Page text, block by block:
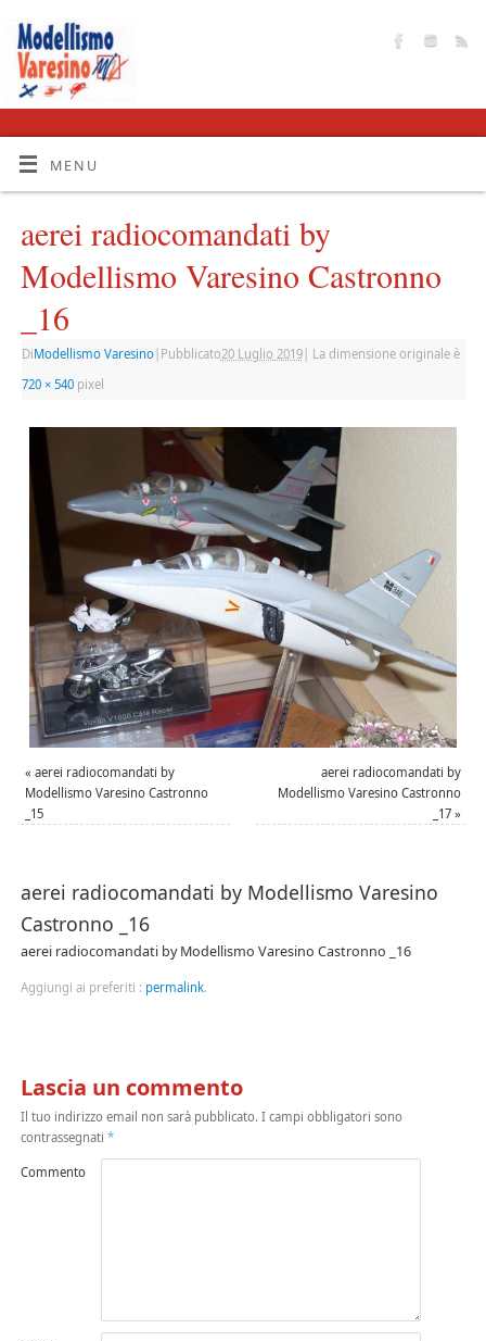
MENU
aerei radiocomandati by
Modellismo Varesino Castronno
_16
DiModellismo Varesino| Pubblicato20 Luglio 2019|
La dimensione originale è
720 × 540pixel
« aerei radiocomandati by
Modellismo Varesino Castronno
_15
aerei radiocomandati by
Modellismo Varesino Castronno
_17 »
aerei radiocomandati by Modellismo Varesino
Castronno _16
aerei radiocomandati by Modellismo Varesino Castronno _16
Aggiungi ai preferiti : permalink.
Lascia un commento
Il tuo indirizzo email non sarà pubblicato. I campi obbligatori sono
contrassegnati *
Commento